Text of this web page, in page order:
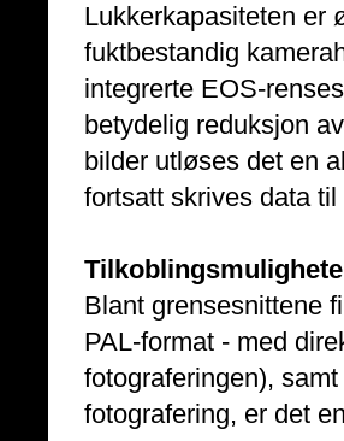
Lukkerkapasiteten er
fuktbestandig
integrerte EOS-
betydelig reduksjon
bilder utløses det en
fortsatt skrives data til
Blant grensesnittene
PAL-format - med
fotograferingen),
fotografering, er det